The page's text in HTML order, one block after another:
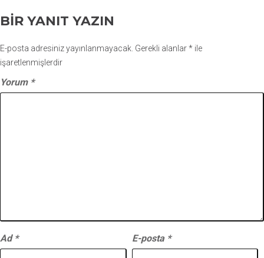
BIR YANIT YAZIN
E-posta adresiniz yayınlanmayacak. Gerekli alanlar* ile
işaretlenmişlerdir
Yorum *
Ad * E-posta *